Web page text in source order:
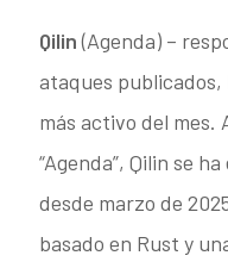
Qilin(Agenda) –
ataques
más activo del mes.
“Agenda”, Qilin se
desde marzo de
basado en Rust y